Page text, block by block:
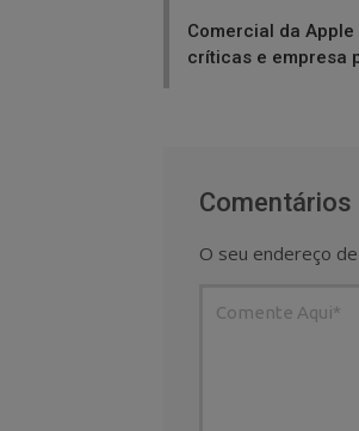
Comercial da
críticas e empresa
Comentários
O seu endereço